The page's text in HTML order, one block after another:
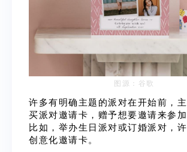
图源：谷歌
许多有明确主题的派对在开始前，
买派对邀请卡，赠予想要邀请来参加
比如，举办生日派对或订婚派对，
创意化邀请卡。